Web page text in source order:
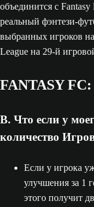
объединится с
реальный фэнтези-
выбранных игроков
League на 29-й
FANTASY
В. Что если у
количество
Если у игрока
улучшения за 1
этого получит